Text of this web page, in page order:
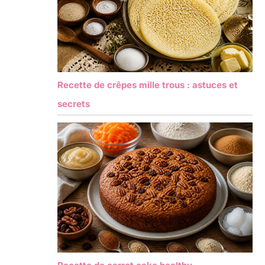
Recette de crêpes mille trous : astuces et
secrets